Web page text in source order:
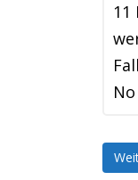
11